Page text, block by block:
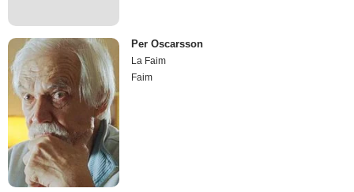
Per Oscarsson
La Faim
Faim